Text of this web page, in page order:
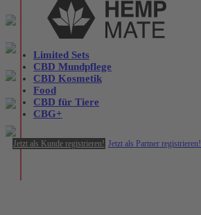
Limited Sets
CBD Mundpflege
CBD Kosmetik
Food
CBD für Tiere
CBG+
Jetzt als Kunde registrieren! Jetzt als Partner registrieren!